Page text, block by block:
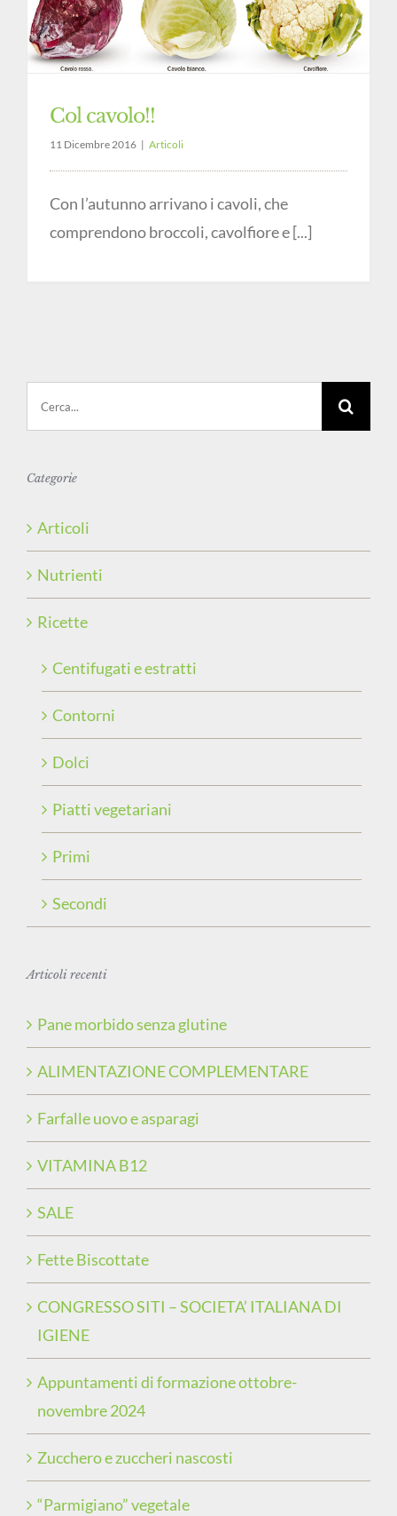
Col cavolo!!
11 Dicembre 2016 | Articoli
Con l’autunno arrivano i cavoli, che
comprendono broccoli, cavolfiore e [...]
Categorie
Articoli
Nutrienti
Ricette
Centifugati e estratti
Contorni
Dolci
Piatti vegetariani
Primi
Secondi
Articoli recenti
Pane morbido senza glutine
ALIMENTAZIONE COMPLEMENTARE
Farfalle uovo e asparagi
VITAMINA B12
SALE
Fette Biscottate
CONGRESSO SITI – SOCIETA’ ITALIANA DI
IGIENE
Appuntamenti di formazione ottobre-
novembre 2024
Zucchero e zuccheri nascosti
“Parmigiano” vegetale